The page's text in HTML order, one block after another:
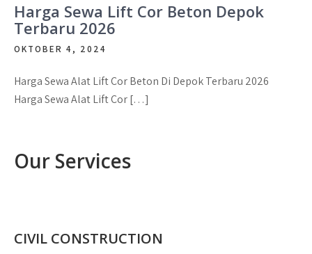
Harga Sewa Lift Cor Beton Depok
Terbaru 2026
OKTOBER 4, 2024
Harga Sewa Alat Lift Cor Beton Di Depok Terbaru 2026
Harga Sewa Alat Lift Cor […]
Our Services
CIVIL CONSTRUCTION